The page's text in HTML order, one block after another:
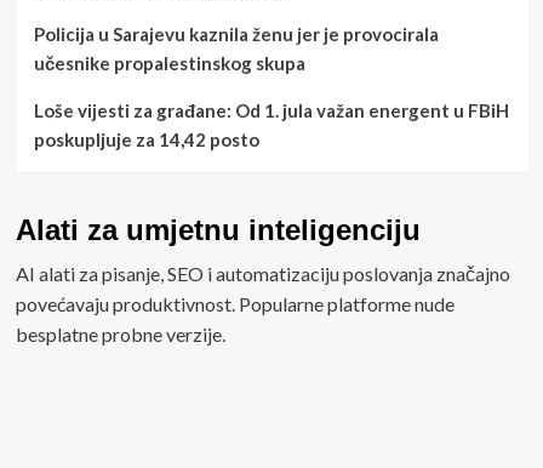
Policija u Sarajevu kaznila ženu jer je provocirala
učesnike propalestinskog skupa
Loše vijesti za građane: Od 1. jula važan energent u FBiH
poskupljuje za 14,42 posto
Alati za umjetnu inteligenciju
AI alati za pisanje, SEO i automatizaciju poslovanja značajno
povećavaju produktivnost. Popularne platforme nude
besplatne probne verzije.